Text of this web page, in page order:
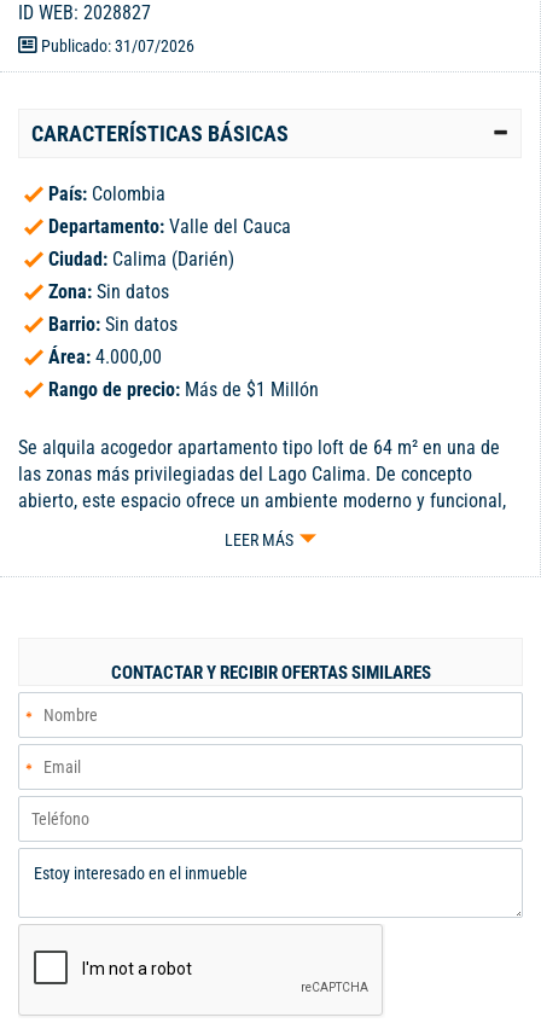
ID WEB: 2028827
Publicado: 31/07/2026
CARACTERÍSTICAS BÁSICAS
País: Colombia
Departamento: Valle del Cauca
Ciudad: Calima (Darién)
Zona: Sin datos
Barrio: Sin datos
Área: 4.000,00
Rango de precio: Más de $1 Millón
Se alquila acogedor apartamento tipo loft de 64 m² en una de
las zonas más privilegiadas del Lago Calima. De concepto
abierto, este espacio ofrece un ambiente moderno y funcional,
ideal para descansar, o vivir rodeado de naturaleza. Cuenta con:
adaptable. Perfecto para una o dos personas que buscan
LEER MÁS
CONTACTAR Y RECIBIR OFERTAS SIMILARES